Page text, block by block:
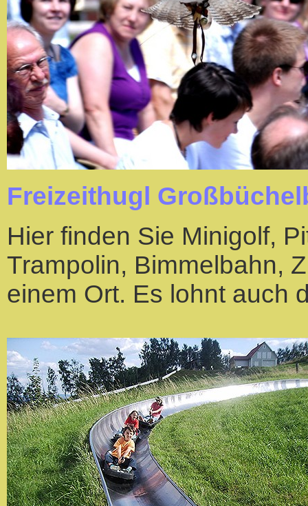
Freizeithugl
Hier finden Sie Minigolf,
Trampolin, Bimmelbahn,
einem Ort. Es lohnt auch